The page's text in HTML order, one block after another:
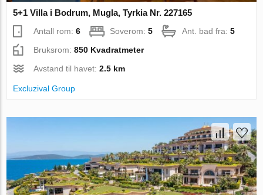
5+1 Villa i Bodrum, Mugla, Tyrkia Nr. 227165
Antall rom:6 Soverom:5 Ant. bad fra:5
Bruksrom:850 Kvadratmeter
Avstand til havet:2.5 km
Excluzival Group